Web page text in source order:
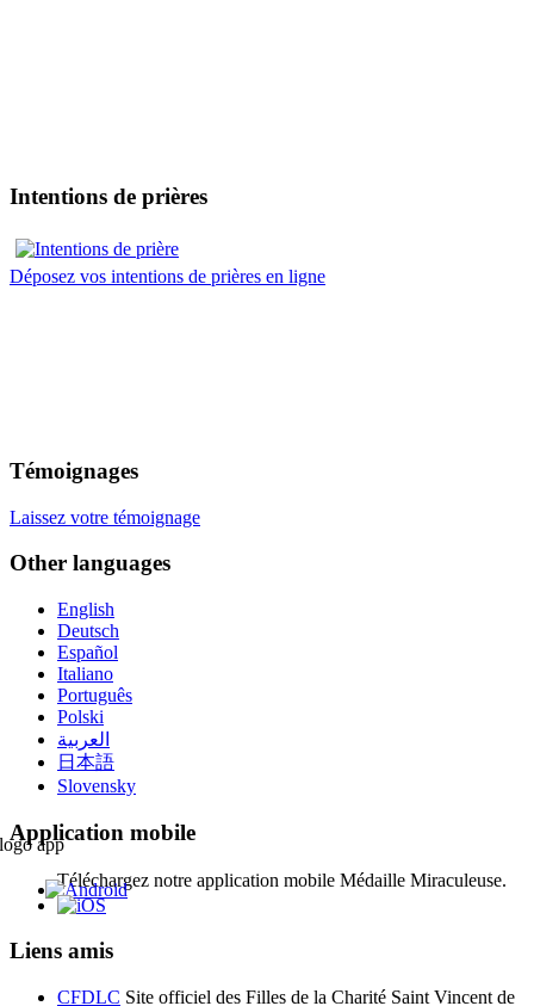
Intentions de prières
Déposez vos intentions de prières en ligne
Témoignages
Laissez votre témoignage
Other languages
English
Deutsch
Español
Italiano
Português
Polski
العربية
日本語
Slovensky
Application mobile
Téléchargez notre application mobile Médaille Miraculeuse.
Liens amis
CFDLC Site officiel des Filles de la Charité Saint Vincent de